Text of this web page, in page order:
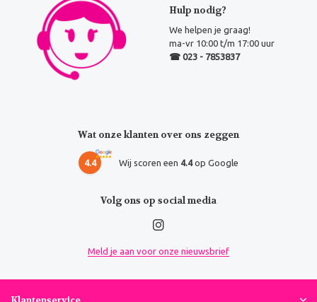
Hulp nodig?
We helpen je graag!
ma-vr 10:00 t/m 17:00 uur
☎ 023 - 7853837
Wat onze klanten over ons zeggen
4.4 Wij scoren een 4.4op Google
Volg ons op social media
Meld je aan voor onze nieuwsbrief